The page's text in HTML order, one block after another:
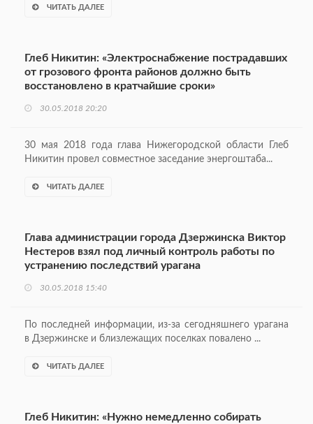
ЧИТАТЬ ДАЛЕЕ
Глеб Никитин: «Электроснабжение пострадавших
от грозового фронта районов должно быть
восстановлено в кратчайшие сроки»
30.05.2018 20:20
30 мая 2018 года глава Нижегородской области Глеб
Никитин провел совместное заседание энергоштаба...
ЧИТАТЬ ДАЛЕЕ
Глава администрации города Дзержинска Виктор
Нестеров взял под личный контроль работы по
устранению последствий урагана
30.05.2018 15:40
По последней информации, из-за сегодняшнего урагана
в Дзержинске и близлежащих поселках повалено ...
ЧИТАТЬ ДАЛЕЕ
Глеб Никитин: «Нужно немедленно собирать